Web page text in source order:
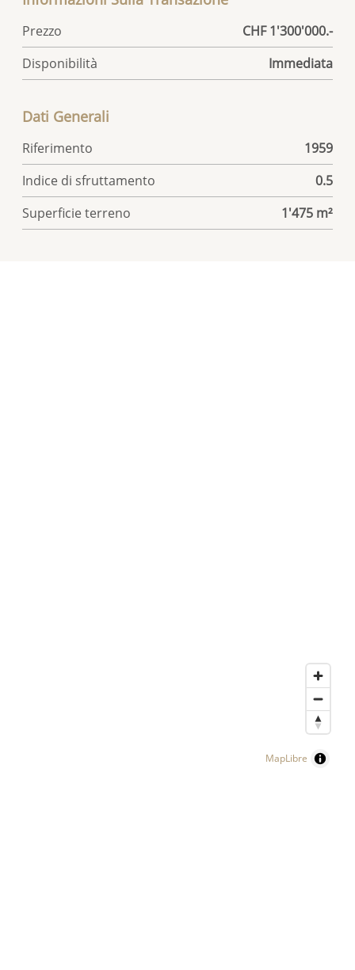
Prezzo
CHF 1'300'000.-
Disponibilità
Immediata
Dati Generali
Riferimento
1959
Indice di sfruttamento
0.5
Superficie terreno
1'475 m²
MapLibre